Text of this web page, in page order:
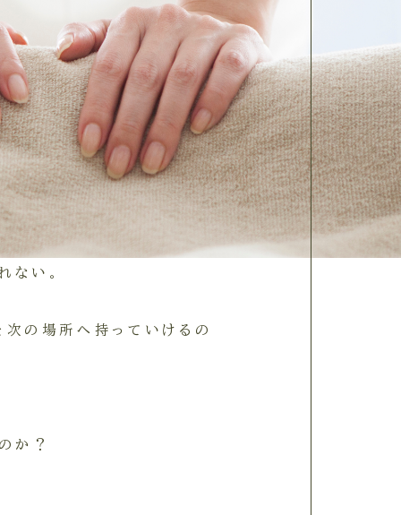
を通じて、充実感を持って
だった。
しい患者さんを集めている大
たり、グループそのものがなく
ない。
次の場所へ持っていけるの
か？